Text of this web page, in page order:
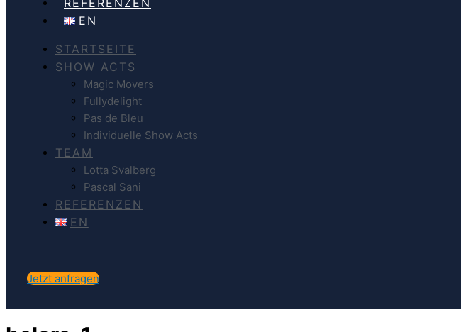
REFERENZEN
EN
STARTSEITE
SHOW ACTS
Magic Movers
Fullydelight
Pas de Bleu
Individuelle Show Acts
TEAM
Lotta Svalberg
Pascal Sani
REFERENZEN
EN
Jetzt anfragen